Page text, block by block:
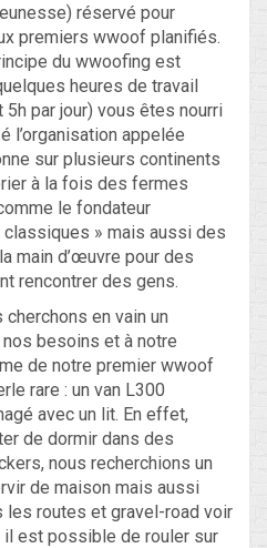
réservé pour
premiers wwoof planifiés.
du wwoofing est
heures de travail
par jour) vous êtes nourri
l’organisation appelée
sur plusieurs continents
à la fois des fermes
le fondateur
» mais aussi des
main d’œuvre pour des
rencontrer des gens.
en vain un
besoins et à notre
de notre premier wwoof
rare : un van L300
avec un lit. En effet,
de dormir dans des
nous recherchions un
de maison mais aussi
les routes et gravel-road voir
il est possible de rouler sur